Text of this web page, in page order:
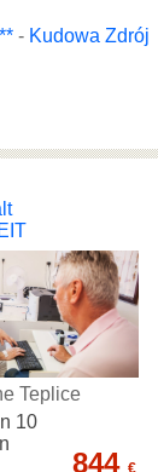
- Kudowa Zdrój
Teplice
10
844 €